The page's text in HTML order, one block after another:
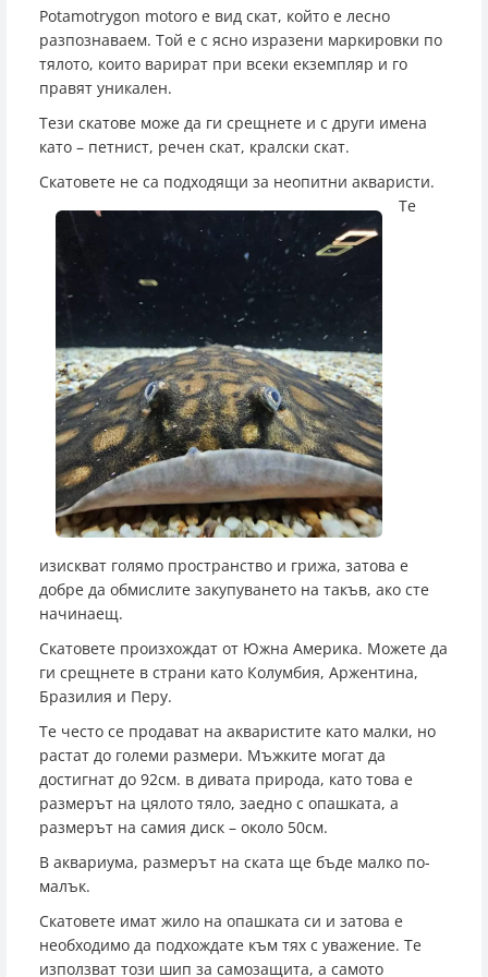
Potamotrygon motoro е вид скат, който е лесно
разпознаваем. Той е с ясно изразени маркировки по
тялото, които варират при всеки екземпляр и го
правят уникален.
Тези скатове може да ги срещнете и с други имена
като – петнист, речен скат, кралски скат.
Скатовете не са подходящи за неопитни акваристи.
Те
изискват голямо пространство и грижа, затова е
добре да обмислите закупуването на такъв, ако сте
начинаещ.
Скатовете произхождат от Южна Америка. Можете да
ги срещнете в страни като Колумбия, Аржентина,
Бразилия и Перу.
Те често се продават на акваристите като малки, но
растат до големи размери. Мъжките могат да
достигнат до 92см. в дивата природа, като това е
размерът на цялото тяло, заедно с опашката, а
размерът на самия диск – около 50см.
В аквариума, размерът на ската ще бъде малко по-
малък.
Скатовете имат жило на опашката си и затова е
необходимо да подхождате към тях с уважение. Те
използват този шип за самозащита, а самото